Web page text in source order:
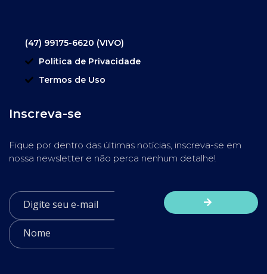
(47) 99175-6620 (VIVO)
Política de Privacidade
Termos de Uso
Inscreva-se
Fique por dentro das últimas notícias, inscreva-se em
nossa newsletter e não perca nenhum detalhe!